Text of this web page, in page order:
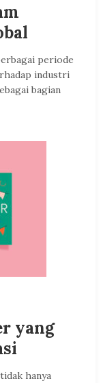
periode
industri
bagian
yang
hanya